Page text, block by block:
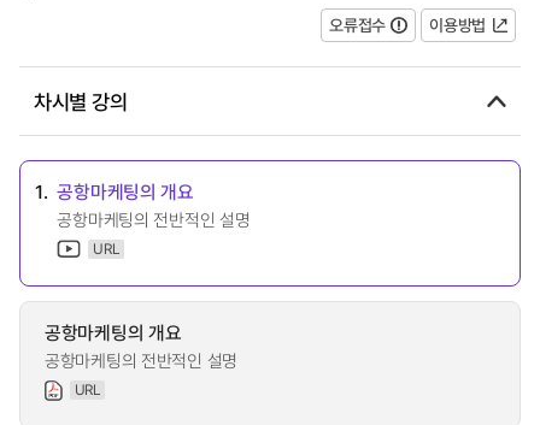
오류접수
이용방법
차시별 강의
1. 공항마케팅의 개요
공항마케팅의 전반적인 설명
URL
공항마케팅의 개요
공항마케팅의 전반적인 설명
URL